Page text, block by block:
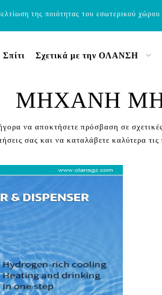
της ποιότητας του εσωτερικού χώρου
Σπίτι Σχετικά με την ΟΛΑΝΣΗ
ΜΗΧΑΝΗ
να αποκτήσετε πρόσβαση σε
σας και να καταλάβετε καλύτερα